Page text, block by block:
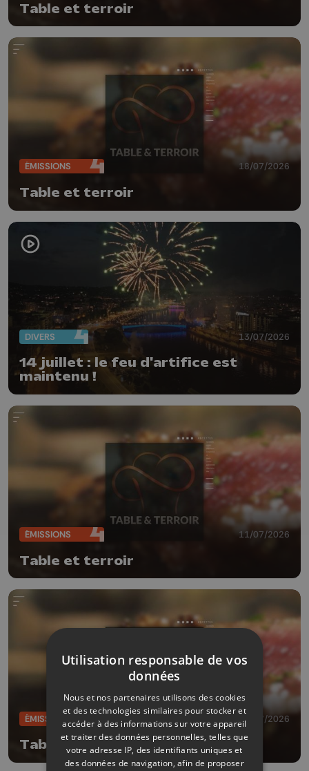
Table et terroir
ÉMISSIONS 18/07/2026
Table et terroir
DIVERS 13/07/2026
14 juillet : le feu d'artifice est
maintenu !
ÉMISSIONS 11/07/2026
Table et terroir
ÉMISSIONS 04/07/2026
Table et terroir
Utilisation responsable de vos
données
Nous et nos partenaires utilisons des cookies
et des technologies similaires pour stocker et
accéder à des informations sur votre appareil
et traiter des données personnelles, telles que
votre adresse IP, des identifiants uniques et
des données de navigation, afin de proposer